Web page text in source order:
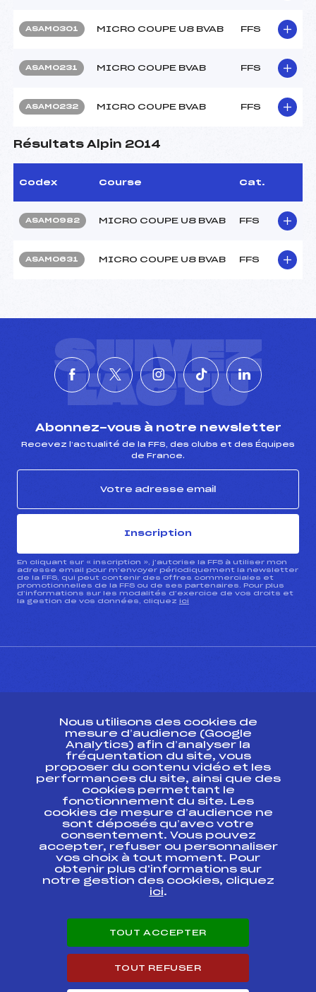
ASAM0301 MICRO COUPE U8 BVAB FFS
ASAM0231 MICRO COUPE BVAB FFS
ASAM0232 MICRO COUPE BVAB FFS
Résultats Alpin 2014
Codex Course Cat.
ASAM0982 MICRO COUPE U8 BVAB FFS
ASAM0631 MICRO COUPE U8 BVAB FFS
SUIVEZ
L'ACTU
Abonnez-vous à notre newsletter
Recevez l’actualité de la FFS, des clubs et des Équipes
de France.
Inscription
En cliquant sur « inscription », j’autorise la FFS à utiliser mon
adresse email pour m’envoyer périodiquement la newsletter
de la FFS, qui peut contenir des offres commerciales et
promotionnelles de la FFS ou de ses partenaires. Pour plus
d’informations sur les modalités d’exercice de vos droits et
la gestion de vos données, cliquez ici
ESPACE PRESSE
Ressources
Pass’Neige
Projet sportif fédéral
Projet de performance fédéral
Antidopage
Pôle Développement, Formation, Suivi
Scientifique
Listes ministérielles
Pôle vie de l’athlète
Carrières
Nous utilisons des cookies de
mesure d’audience (Google
Analytics) afin d’analyser la
fréquentation du site, vous
proposer du contenu vidéo et les
performances du site, ainsi que des
cookies permettant le
fonctionnement du site. Les
cookies de mesure d’audience ne
sont déposés qu’avec votre
consentement. Vous pouvez
accepter, refuser ou personnaliser
vos choix à tout moment. Pour
obtenir plus d'informations sur
notre gestion des cookies, cliquez
ici.
TOUT ACCEPTER
TOUT REFUSER